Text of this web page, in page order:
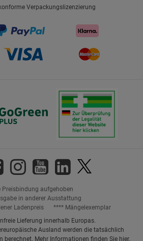
Verpackungslizenzierung
Preisbindung aufgehoben
in anderer Ausstattung
Ladenpreis
**** Mängelexemplar
Lieferung innerhalb Europas.
Ausland werden die tatsächlich
berechnet. Mehr Informationen finden Sie hier.